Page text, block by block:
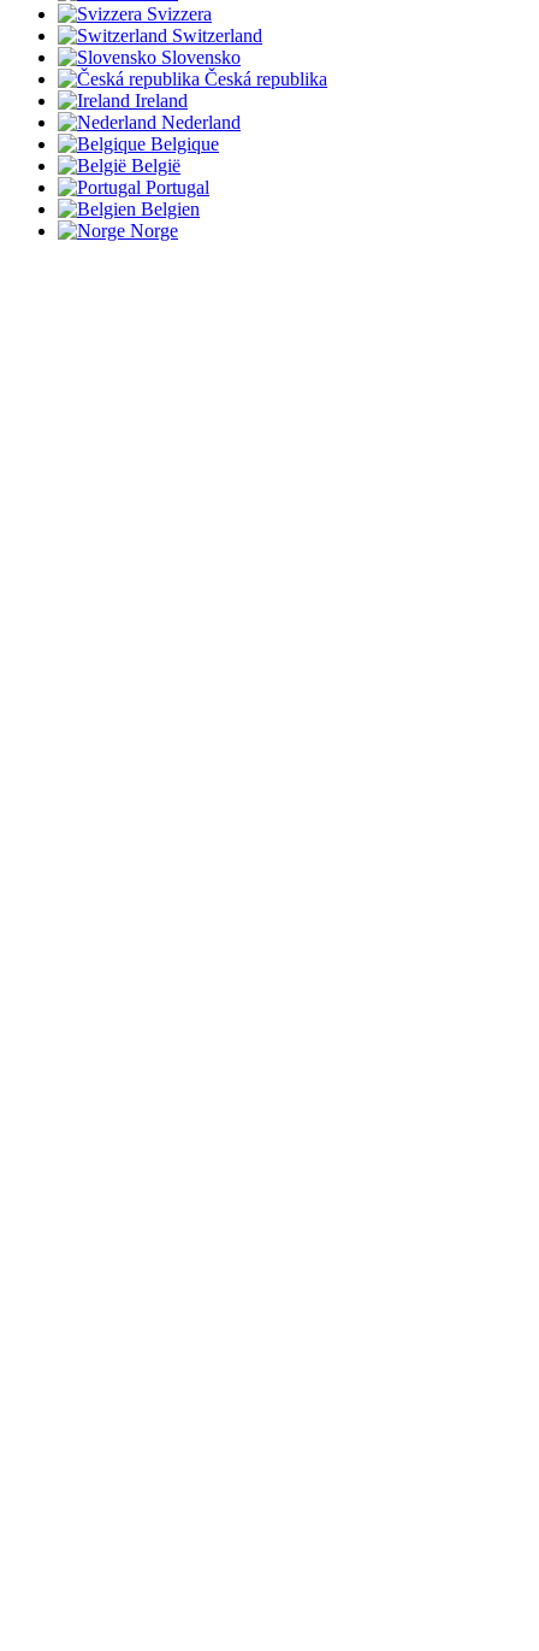
Svizzera
Switzerland
Slovensko
Česká republika
Ireland
Nederland
Belgique
België
Portugal
Belgien
Norge